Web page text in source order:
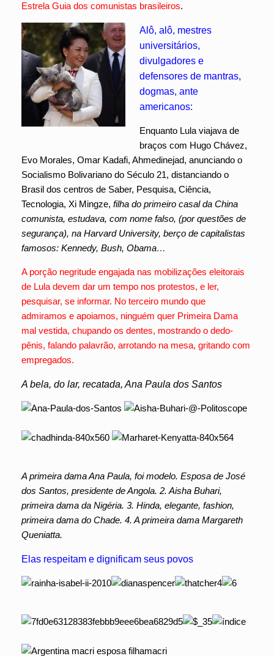
Estrela Guia dos comunistas brasileiros.
Alô, alô, mestres
universitários,
divulgadores e
defensores de mantras,
dogmas, ante
americanos:
Enquanto Lula viajava de
braços com Hugo Chávez,
Evo Morales, Omar Kadafi, Ahmedinejad, anunciando o
Socialismo Bolivariano do Século 21, distanciando o
Brasil dos centros de Saber, Pesquisa, Ciência,
Tecnologia, Xi Mingze, filha do primeiro casal da China
comunista, estudava, com nome falso, (por questões de
segurança), na Harvard University, berço de capitalistas
famosos: Kennedy, Bush, Obama…
A porção negritude engajada nas mobilizações eleitorais
de Lula devem dar um tempo nos protestos, e ler,
pesquisar, se informar. No terceiro mundo que
admiramos e apoiamos, ninguém quer Primeira Dama
mal vestida, chupando os dentes, mostrando o dedo-
pênis, falando palavrão, arrotando na mesa, gritando com
empregados.
A bela, do lar, recatada, Ana Paula dos Santos
A primeira dama Ana Paula, foi modelo. Esposa de José
dos Santos, presidente de Angola. 2. Aisha Buhari,
primeira dama da Nigéria. 3. Hinda, elegante, fashion,
primeira dama do Chade. 4. A primeira dama Margareth
Queniatta.
Elas respeitam e dignificam seus povos